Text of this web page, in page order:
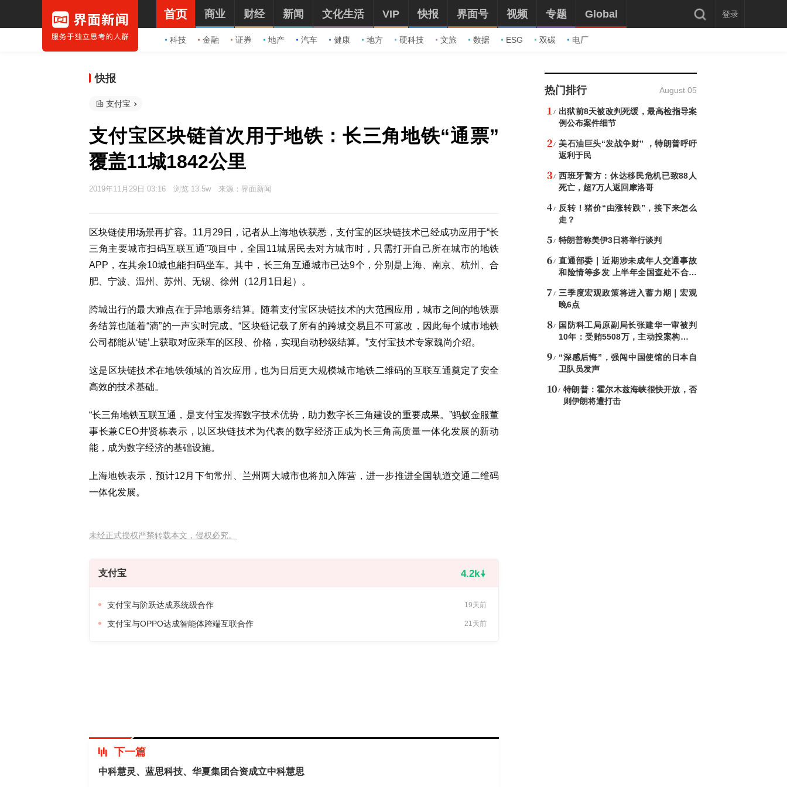
首页
科技 金融 证券 地产 汽车 健康 地方 硬科技 文旅 数据 ESG 双碳 电厂
商业 财经 新闻 文化生活 VIP 快报 界面号 视频 专题 Global 登录
快报
支付宝
支付宝区块链首次用于地铁：长三角地铁“通票”
覆盖11城1842公里
2019年11月29日 03:16 浏览 13.5w 来源：界面新闻
区块链使用场景再扩容。11月29日，记者从上海地铁获悉，支付宝的区块链技术已经成功应用于“长
三角主要城市扫码互联互通”项目中，全国11城居民去对方城市时，只需打开自己所在城市的地铁
APP，在其余10城也能扫码坐车。其中，长三角互通城市已达9个，分别是上海、南京、杭州、合
肥、宁波、温州、苏州、无锡、徐州（12月1日起）。
跨城出行的最大难点在于异地票务结算。随着支付宝区块链技术的大范围应用，城市之间的地铁票
务结算也随着“滴”的一声实时完成。“区块链记载了所有的跨城交易且不可篡改，因此每个城市地铁
公司都能从‘链’上获取对应乘车的区段、价格，实现自动秒级结算。”支付宝技术专家魏尚介绍。
这是区块链技术在地铁领域的首次应用，也为日后更大规模城市地铁二维码的互联互通奠定了安全
高效的技术基础。
“长三角地铁互联互通，是支付宝发挥数字技术优势，助力数字长三角建设的重要成果。”蚂蚁金服董
事长兼CEO井贤栋表示，以区块链技术为代表的数字经济正成为长三角高质量一体化发展的新动
能，成为数字经济的基础设施。
上海地铁表示，预计12月下旬常州、兰州两大城市也将加入阵营，进一步推进全国轨道交通二维码
一体化发展。
未经正式授权严禁转载本文，侵权必究。
支付宝 4.2k
支付宝与阶跃达成系统级合作 19天前
支付宝与OPPO达成智能体跨端互联合作 21天前
下一篇
中科慧灵、蓝思科技、华夏集团合资成立中科慧思
热门排行 August 05
出狱前8天被改判死缓，最高检指导案
例公布案件细节
美石油巨头“发战争财” ，特朗普呼吁
返利于民
西班牙警方：休达移民危机已致88人
死亡，超7万人返回摩洛哥
反转！猪价“由涨转跌”，接下来怎么
走？
特朗普称美伊3日将举行谈判
直通部委｜近期涉未成年人交通事故
和险情等多发 上半年全国查处不合格
三季度宏观政策将进入蓄力期｜宏观
晚6点
国防科工局原副局长张建华一审被判
10年：受贿5508万，主动投案构成自
“深感后悔”，强闯中国使馆的日本自
卫队员发声
特朗普：霍尔木兹海峡很快开放，否
则伊朗将遭打击